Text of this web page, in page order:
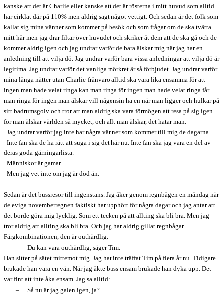
kanske att det är Charlie eller kanske att det är rösterna i mitt huvud som alltid
har cirklat där på 110% men aldrig sagt något vettigt. Och sedan är det folk som
kallat sig mina vänner som kommer på besök och som frågar om de ska tvätta
mitt hår men jag drar filtar över huvudet och skriker åt dem att de ska gå och de
kommer aldrig igen och jag undrar varför de bara älskar mig när jag har en
anledning till att vilja dö. Jag undrar varför bara vissa anledningar att vilja dö är
legitima. Jag undrar varför det vanliga mörkret är så förbjudet. Jag undrar varför
mina långa nätter utan Charlie-frånvaro alltid ska vara lika ensamma för att
ingen man hade velat ringa kan man ringa för ingen man hade velat ringa får
man ringa för ingen man älskar vill någonsin ha en när man ligger och hulkar på
sitt badrumsgolv och tror att man aldrig ska vara förmögen att resa på sig igen
för man älskar världen så mycket, och allt man älskar, det hatar man.
Jag undrar varför jag inte har några vänner som kommer till mig de dagarna.
Inte fan ska de ha rätt att suga i sig det här nu. Inte fan ska jag vara en del av
deras goda-gärningarlista.
Människor är gamar.
Men jag vet inte om jag är död än.
Sedan är det bussresor till ingenstans. Jag åker genom regnbågen en måndag när
de eviga novemberregnen faktiskt har upphört för några dagar och jag antar att
det borde göra mig lycklig. Som ett tecken på att allting ska bli bra. Men jag
tror aldrig att allting ska bli bra. Och jag har aldrig gillat regnbågar.
Färgkombinationen, den är outhärdlig.
–
Du kan vara outhärdlig, säger Tim.
Han sitter på sätet mittemot mig. Jag har inte träffat Tim på flera år nu. Tidigare
brukade han vara en vän. När jag åkte buss ensam brukade han dyka upp. Det
var fint att inte åka ensam. Jag sa alltid:
–
Så nu är jag galen igen, ja?